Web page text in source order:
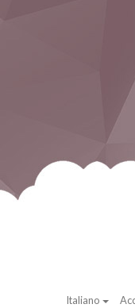
Italiano